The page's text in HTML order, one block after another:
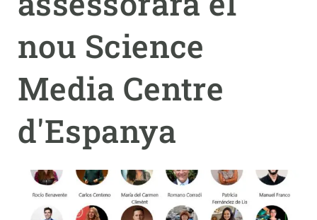
nou Science
Media Centre
d'Espanya
CIÈNCIA EN ACCIÓ
UNEIX-TE A NOSALTRES
PARTICIPA